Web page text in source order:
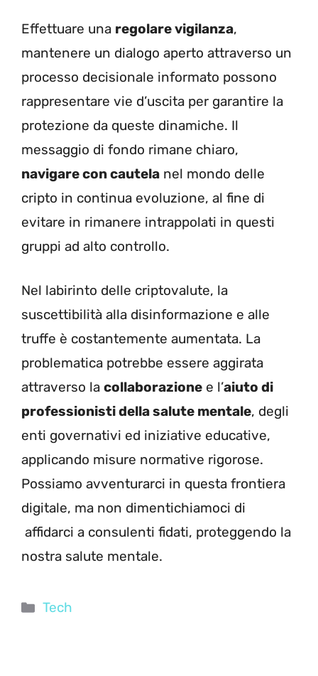
Effettuare una regolare vigilanza,
mantenere un dialogo aperto attraverso un
processo decisionale informato possono
rappresentare vie d’uscita per garantire la
protezione da queste dinamiche. Il
messaggio di fondo rimane chiaro,
navigare con cautela nel mondo delle
cripto in continua evoluzione, al fine di
evitare in rimanere intrappolati in questi
gruppi ad alto controllo.
Nel labirinto delle criptovalute, la
suscettibilità alla disinformazione e alle
truffe è costantemente aumentata. La
problematica potrebbe essere aggirata
attraverso la collaborazione e l’aiuto di
professionisti della salute mentale, degli
enti governativi ed iniziative educative,
applicando misure normative rigorose.
Possiamo avventurarci in questa frontiera
digitale, ma non dimentichiamoci di
affidarci a consulenti fidati, proteggendo la
nostra salute mentale.
Categorie
Tech